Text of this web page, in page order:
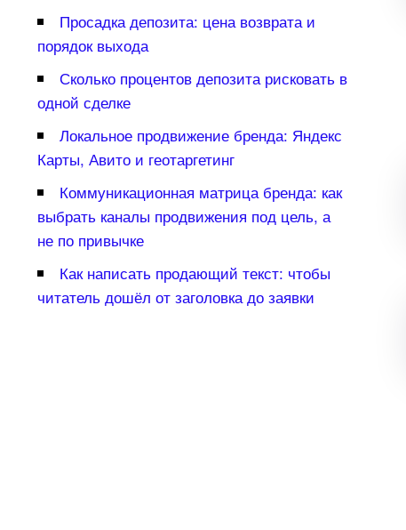
Просадка депозита: цена возврата и
порядок выхода
Сколько процентов депозита рисковать
одной сделке
Локальное продвижение бренда: Яндекс
Карты, Авито и геотаргетин
Коммуникационная матрица бренда: как
ыбрать каналы продвижения под цель, а
не по привычке
Как написать продающий текст: чтобы
читатель дошёл от заголовка до заявки